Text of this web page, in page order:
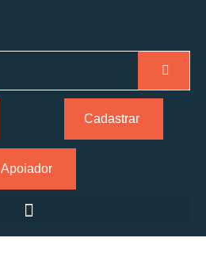
Cadastrar
Apoiador